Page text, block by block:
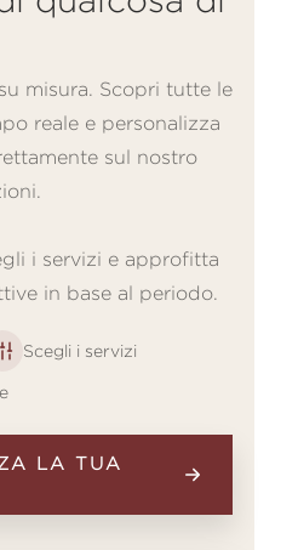
misura. Scopri tutte le
reale e personalizza
sul nostro
i servizi e approfitta
in base al periodo.
Scegli i servizi
LA TUA